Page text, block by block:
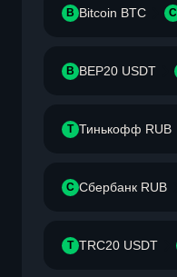
B Bitcoin BTC С
B BEP20 USDT
Т Тинькофф RUB
С Сбербанк RUB
T TRC20 USDT